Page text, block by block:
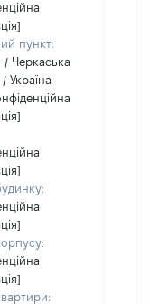
пункт:
/ Черкаська
Україна